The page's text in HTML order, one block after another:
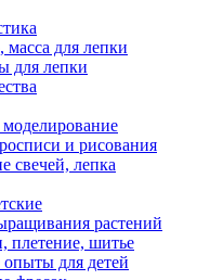
масса для лепки
для лепки
и рисования
свечей, лепка
растений
плетение, шитье
для детей